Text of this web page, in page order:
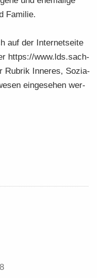
Fa­mi­lie.
auf der In­ter­net­sei­te
https://www.lds.sach­
Ru­brik In­ne­res, So­zia­
ein­ge­se­hen wer­